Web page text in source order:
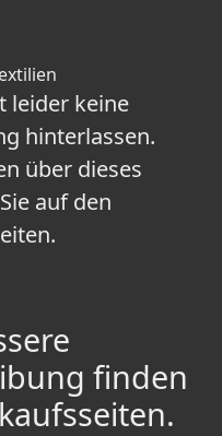
leider keine
hinterlassen.
über dieses
auf den
finden